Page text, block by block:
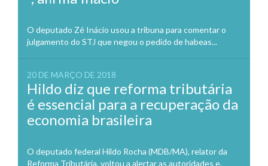
O deputado Zé Inácio usou a tribuna para comentar o
julgamento do STJ que negou o pedido de habeas...
20 DE MARÇO DE 2018
Hildo diz que reforma tributária
é essencial para a recuperação da
economia brasileira
O deputado federal Hildo Rocha (MDB/MA), relator da
Reforma Tributária, voltou a alertar as autoridades e,